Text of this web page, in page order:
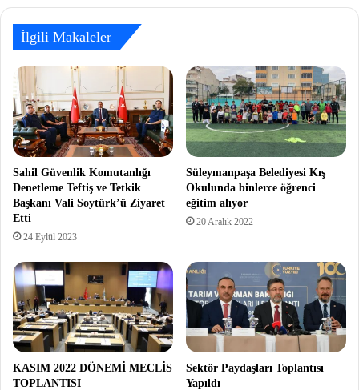
İlgili Makaleler
Sahil Güvenlik Komutanlığı
Denetleme Teftiş ve Tetkik
Başkanı Vali Soytürk’ü Ziyaret
Etti
24 Eylül 2023
Süleymanpaşa Belediyesi Kış
Okulunda binlerce öğrenci
eğitim alıyor
20 Aralık 2022
KASIM 2022 DÖNEMİ MECLİS
TOPLANTISI
Sektör Paydaşları Toplantısı
Yapıldı